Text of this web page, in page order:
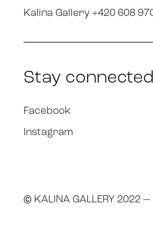
Kalina Gallery +420 608
Stay connected
Facebook
Instagram
© KALINA GALLERY 2022